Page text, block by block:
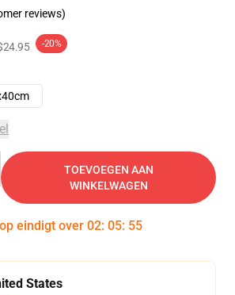
reviews)
-20%
TOEVOEGEN AAN
WINKELWAGEN
eindigt over 02: 05: 54
States